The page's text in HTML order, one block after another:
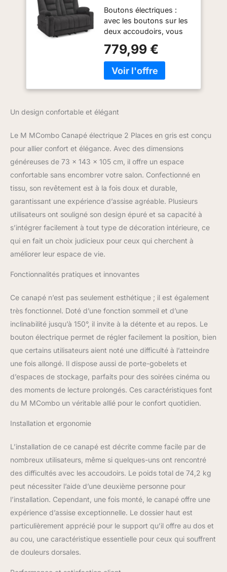
Sommeil, canapé
Relax 2 Places avec
Bouton réglable à
150°, Chaise de
cinéma avec
Fonction inclinable,
7009 (Gris)
Boutons électriques :
avec les boutons sur les
deux accoudoirs, vous
pieds et le dossier de ce
canapé 2 places à votre
position allongée
indépendamment ; grâce
du cœur, vous pouvez
créer la condition idéale
pour reprendre l'activité
repose-pieds du canapé
2 places réglable
électriquement peut être
rallongé jusqu'à 13 cm ;
repose-pieds extra
allongé pour une
extension complète des
jambes afin que vous
corps entièrement, idéal
sanguine Accessoires
multifonctionnels : 1
gobelets et 4 poches
vous offrent plus de
commodité; la console
pratique offre un espace
de rangement et un
espace de rangement
pratique pour les
boissons ou les
recharger pendant la
détente; (Attention : les
pour les appareils à faible
consommation
d'énergie, tels que
iPhone, iPad) Installation
facile : la structure
unique et le guidage des
câbles permettent un
779,99 €
Un design confortable et élégant
Le M MCombo Canapé électrique 2 Places en gris est conçu
pour allier confort et élégance. Avec des dimensions
généreuses de 73 x 143 x 105 cm, il offre un espace
confortable sans encombrer votre salon. Confectionné en
tissu, son revêtement est à la fois doux et durable,
garantissant une expérience d’assise agréable. Plusieurs
utilisateurs ont souligné son design épuré et sa capacité à
s’intégrer facilement à tout type de décoration intérieure, ce
qui en fait un choix judicieux pour ceux qui cherchent à
améliorer leur espace de vie.
Fonctionnalités pratiques et innovantes
Ce canapé n’est pas seulement esthétique ; il est également
très fonctionnel. Doté d’une fonction sommeil et d’une
inclinabilité jusqu’à 150°, il invite à la détente et au repos. Le
bouton électrique permet de régler facilement la position, bien
que certains utilisateurs aient noté une difficulté à l’atteindre
une fois allongé. Il dispose aussi de porte-gobelets et
d’espaces de stockage, parfaits pour des soirées cinéma ou
des moments de lecture prolongés. Ces caractéristiques font
du M MCombo un véritable allié pour le confort quotidien.
Installation et ergonomie
L’installation de ce canapé est décrite comme facile par de
nombreux utilisateurs, même si quelques-uns ont rencontré
des difficultés avec les accoudoirs. Le poids total de 74,2 kg
peut nécessiter l’aide d’une deuxième personne pour
l’installation. Cependant, une fois monté, le canapé offre une
expérience d’assise exceptionnelle. Le dossier haut est
particulièrement apprécié pour le support qu’il offre au dos et
au cou, une caractéristique essentielle pour ceux qui souffrent
de douleurs dorsales.